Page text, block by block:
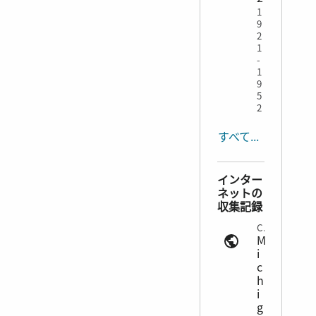
1
9
2
1
-
1
9
5
2
すべて表示する
インター
ネットの
収集記録
Census | ancestry.com
M
i
c
h
i
g